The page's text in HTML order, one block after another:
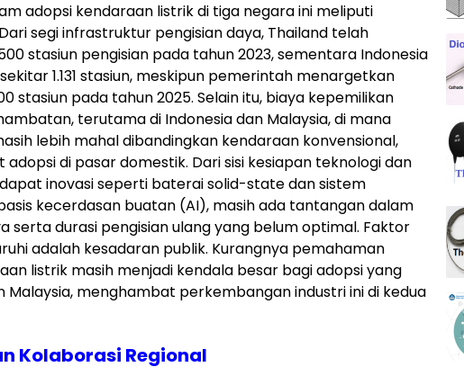
adopsi kendaraan listrik di tiga negara ini meliputi
segi infrastruktur pengisian daya, Thailand telah
stasiun pengisian pada tahun 2023, sementara Indonesia
1.131 stasiun, meskipun pemerintah menargetkan
stasiun pada tahun 2025. Selain itu, biaya kepemilikan
terutama di Indonesia dan Malaysia, di mana
lebih mahal dibandingkan kendaraan konvensional,
di pasar domestik. Dari sisi kesiapan teknologi dan
inovasi seperti baterai solid-state dan sistem
kecerdasan buatan (AI), masih ada tantangan dalam
serta durasi pengisian ulang yang belum optimal. Faktor
adalah kesadaran publik. Kurangnya pemahaman
listrik masih menjadi kendala besar bagi adopsi yang
Malaysia, menghambat perkembangan industri ini di kedua
Kolaborasi Regional